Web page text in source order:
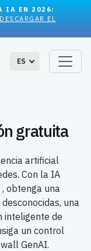
IA EN 2026:
DESCARGAR EL
ES
gratuita
artificial
Con la IA
, obtenga una
una
inteligente de
un control
GenAI.